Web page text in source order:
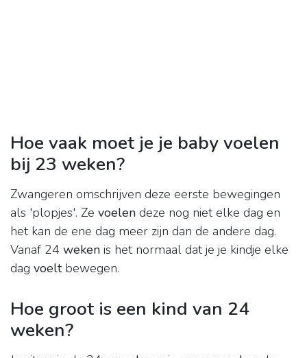
Hoe vaak moet je je baby voelen
bij 23 weken?
Zwangeren omschrijven deze eerste bewegingen
als 'plopjes'. Ze voelen deze nog niet elke dag en
het kan de ene dag meer zijn dan de andere dag.
Vanaf 24 weken is het normaal dat je je kindje elke
dag voeltbewegen.
Hoe groot is een kind van 24
weken?